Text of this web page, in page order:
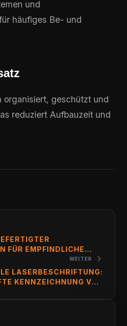
und
häufiges Be- und
organisiert, geschützt und
reduziert Aufbauzeit und
S
EMPFINDLICHE A
WEITER
LASERBESCHRIFTUNG:
KENNZEICHNUNG VON